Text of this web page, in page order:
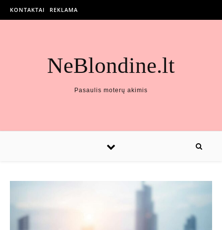
KONTAKTAI REKLAMA
NeBlondine.lt
Pasaulis moterų akimis